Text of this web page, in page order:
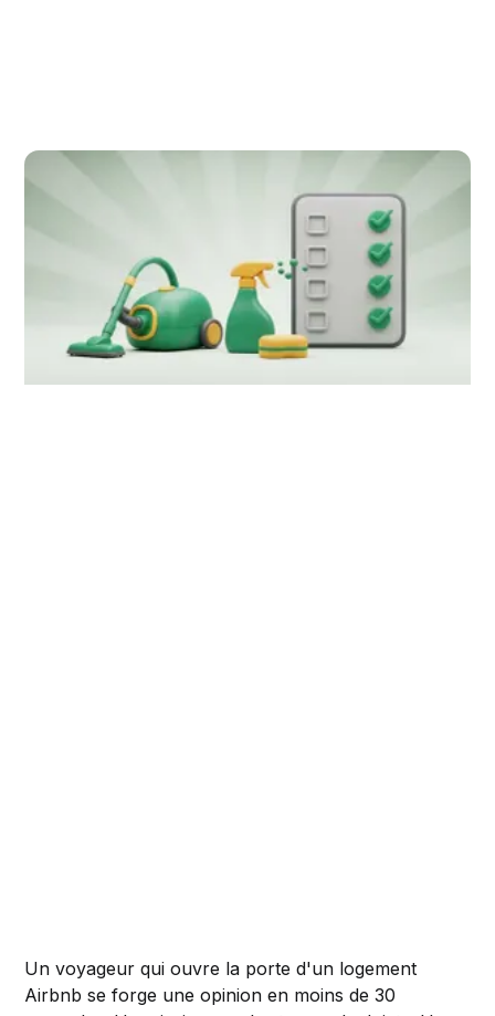
Un voyageur qui ouvre la porte d'un logement
Airbnb se forge une opinion en moins de 30